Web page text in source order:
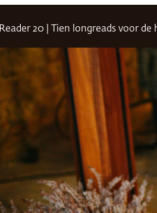
Reader 20 | Tien longreads voor de